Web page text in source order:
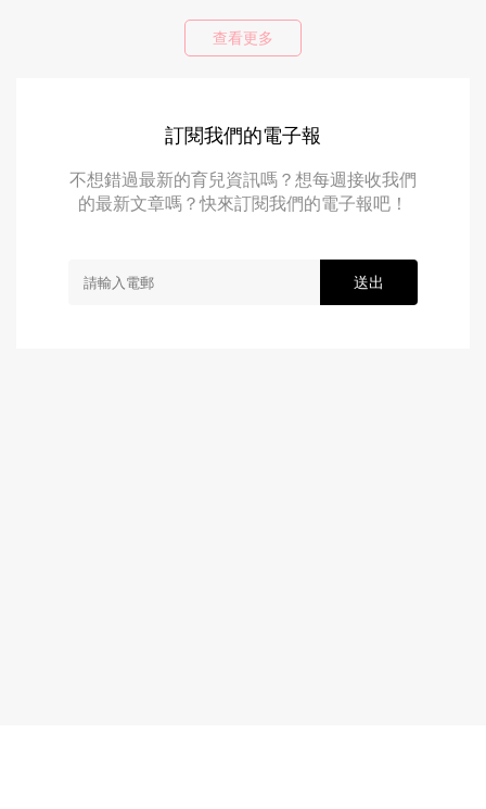
查看更多
訂閱我們的電子報
不想錯過最新的育兒資訊嗎？想每週接收我們
的最新文章嗎？快來訂閱我們的電子報吧！
送出